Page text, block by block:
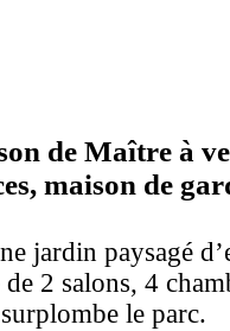
de Maître à
maison de
jardin paysagé
2 salons, 4
le parc.